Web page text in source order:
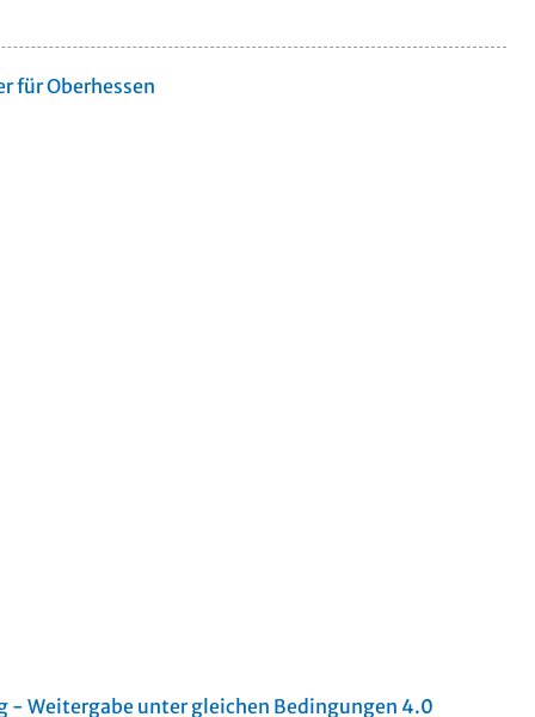
für Oberhessen
- Weitergabe unter gleichen Bedingungen 4.0